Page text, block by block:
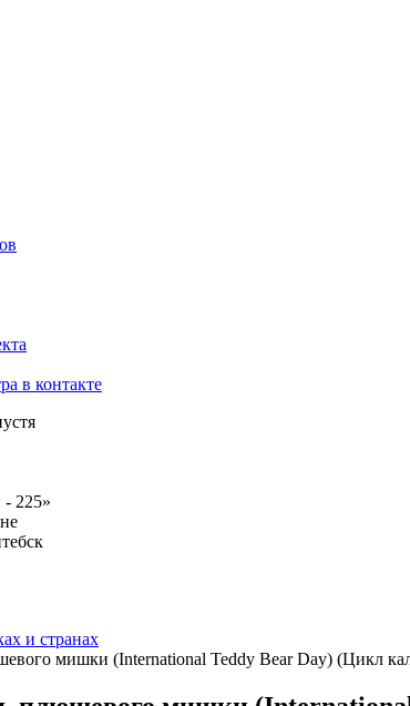
в контакте
и странах
мишки (International Teddy Bear Day) (Цикл